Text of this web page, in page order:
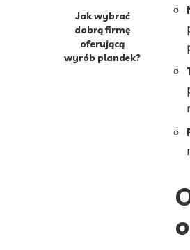
Jak wybrać
dobrą firmę
oferującą
wyrób plandek?